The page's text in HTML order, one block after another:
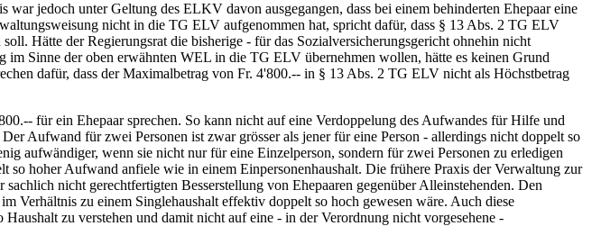
jedoch unter Geltung des ELKV davon ausgegangen, dass bei einem behinderten Ehepaar eine
nicht in die TG ELV aufgenommen hat, spricht dafür, dass § 13 Abs. 2 TG ELV
Hätte der Regierungsrat die bisherige - für das Sozialversicherungsgericht ohnehin nicht
Sinne der oben erwähnten WEL in die TG ELV übernehmen wollen, hätte es keinen Grund
dafür, dass der Maximalbetrag von Fr. 4'800.-- in § 13 Abs. 2 TG ELV nicht als Höchstbetrag
für ein Ehepaar sprechen. So kann nicht auf eine Verdoppelung des Aufwandes für Hilfe und
Aufwand für zwei Personen ist zwar grösser als jener für eine Person - allerdings nicht doppelt so
aufwändiger, wenn sie nicht nur für eine Einzelperson, sondern für zwei Personen zu erledigen
so hoher Aufwand anfiele wie in einem Einpersonenhaushalt. Die frühere Praxis der Verwaltung zur
nicht gerechtfertigten Besserstellung von Ehepaaren gegenüber Alleinstehenden. Den
Verhältnis zu einem Singlehaushalt effektiv doppelt so hoch gewesen wäre. Auch diese
zu verstehen und damit nicht auf eine - in der Verordnung nicht vorgesehene -